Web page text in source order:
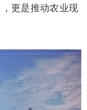
更是推动农业现